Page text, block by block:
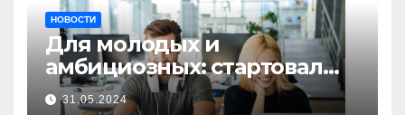
НОВОСТИ
Для молодых и
амбициозных: стартовал
прием заявок на участие в
31.05.2024